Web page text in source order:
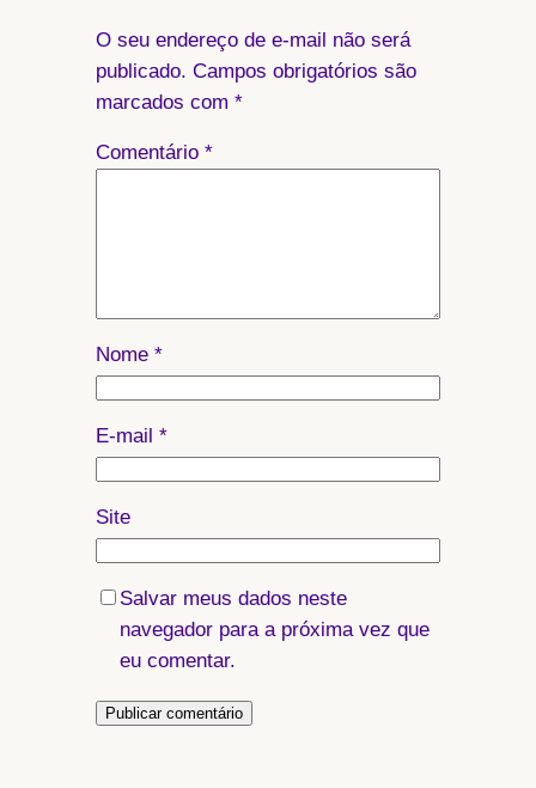
O seu endereço de e-mail não será
publicado. Campos obrigatórios são
marcados com *
Comentário *
Nome *
E-mail *
Site
Salvar meus dados neste
navegador para a próxima vez que
eu comentar.